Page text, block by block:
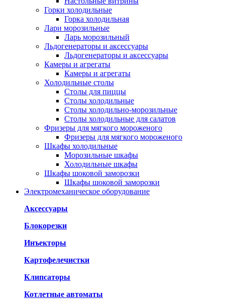
Горки холодильные
Горка холодильная
Лари морозильные
Ларь морозильный
Льдогенераторы и аксессуары
Льдогенераторы и аксессуары
Камеры и агрегаты
Камеры и агрегаты
Холодильные столы
Столы для пиццы
Столы холодильные
Столы холодильно-морозильные
Столы холодильные для салатов
Фризеры для мягкого мороженого
Фризеры для мягкого мороженого
Шкафы холодильные
Mорозильные шкафы
Холодильные шкафы
Шкафы шоковой заморозки
Шкафы шоковой заморозки
Электромеханическое оборудование
Аксессуары
Блокорезки
Инъекторы
Картофелечистки
Клипсаторы
Котлетные автоматы